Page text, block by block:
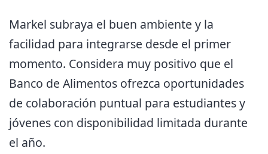
Markel subraya el buen ambiente y la
facilidad para integrarse desde el primer
momento. Considera muy positivo que el
Banco de Alimentos ofrezca oportunidades
de colaboración puntual para estudiantes y
jóvenes con disponibilidad limitada durante
el año.